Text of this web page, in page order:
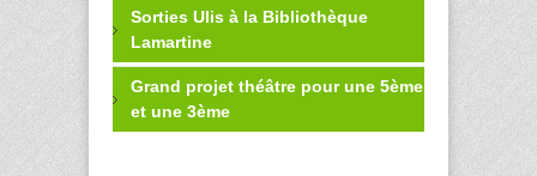
Sorties Ulis à la Bibliothèque
Lamartine
Grand projet théâtre pour une 5ème
et une 3ème